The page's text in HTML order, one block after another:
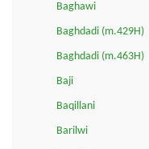
Baghawi
Baghdadi (m.429H)
Baghdadi (m.463H)
Baji
Baqillani
Barilwi